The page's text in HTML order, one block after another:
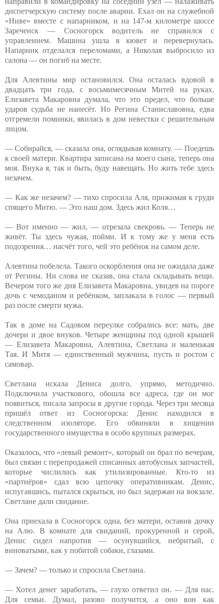
диспетчерскую систему после аварии. Ехал он на служебной
«Ниве» вместе с напарником, и на 147-м километре шоссе
Зареченск — Сосногорск водитель не справился с
управлением. Машина ушла в кювет и перевернулась.
Напарник отделался переломами, а Николая выбросило из
салона — он погиб на месте.
Для Алевтины мир остановился. Она осталась вдовой в
двадцать три года, с восьмимесячным Митей на руках.
Елизавета Макаровна думала, что это предел, что больше
ударов судьба не нанесёт. Но Регина Станиславовна, едва
отгремели поминки, явилась в дом невестки с решительным
лицом.
— Собирайся, — сказала она, оглядывая комнату. — Поедешь
к своей матери. Квартира записана на моего сына, теперь она
моя. Внука я, так и быть, буду навещать. Но жить тебе здесь
незачем.
— Как же незачем? — тихо спросила Аля, прижимая к груди
спящего Митю. — Это наш дом. Здесь жил Коля…
— Вот именно — жил, — отрезала свекровь. — Теперь не
живёт. Ты здесь чужая, пойми. И к тому же у меня есть
подозрения… насчёт того, чей это ребёнок на самом деле.
Алевтина побелела. Такого оскорбления она не ожидала даже
от Регины. Ни слова не сказав, она стала складывать вещи.
Вечером того же дня Елизавета Макаровна, увидев на пороге
дочь с чемоданом и ребёнком, заплакала в голос — первый
раз после смерти мужа.
Так в доме на Садовом переулке собрались все: мать, две
дочери и двое внуков. Четыре женщины под одной крышей
— Елизавета Макаровна, Алевтина, Светлана и маленькая
Тая. И Митя — единственный мужчина, пусть и ростом с
самовар.
Светлана искала Дениса долго, упрямо, методично.
Подключила участкового, обошла все адреса, где он мог
появиться, писала запросы в другие города. Через три месяца
пришёл ответ из Сосногорска: Денис находился в
следственном изоляторе. Его обвиняли в хищении
государственного имущества в особо крупных размерах.
Оказалось, что «левый ремонт», который он брал по вечерам,
был связан с перепродажей списанных автобусных запчастей,
которые числились как утилизированные. Кто-то из
«партнёров» сдал всю цепочку оперативникам. Денис,
испугавшись, пытался скрыться, но был задержан на вокзале.
Светлане дали свидание.
Она приехала в Сосногорск одна, без матери, оставив дочку
на Алю. В комнате для свиданий, прокуренной и серой,
Денис сидел напротив — осунувшийся, небритый, с
виноватыми, как у побитой собаки, глазами.
— Зачем? — только и спросила Светлана.
— Хотел денег заработать, — глухо ответил он. — Для нас.
Для семьи. Думал, разово получится, а оно вон как